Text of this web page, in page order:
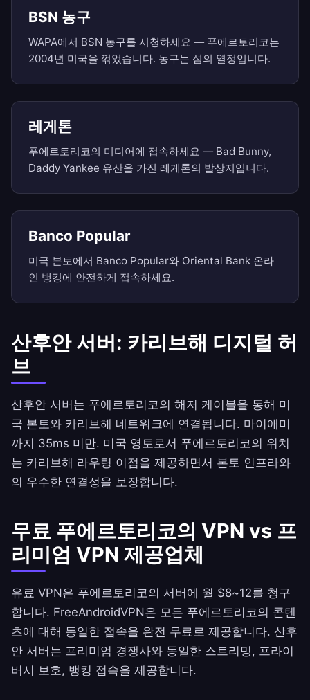
BSN 농구
WAPA에서 BSN 농구를 시청하세요 — 푸에르토리코는
2004년 미국을 꺾었습니다. 농구는 섬의 열정입니다.
레게톤
푸에르토리코의 미디어에 접속하세요 — Bad Bunny,
Daddy Yankee 유산을 가진 레게톤의 발상지입니다.
Banco Popular
미국 본토에서 Banco Popular와 Oriental Bank 온라
인 뱅킹에 안전하게 접속하세요.
산후안 서버: 카리브해 디지털 허
브
산후안 서버는 푸에르토리코의 해저 케이블을 통해 미
국 본토와 카리브해 네트워크에 연결됩니다. 마이애미
까지 35ms 미만. 미국 영토로서 푸에르토리코의 위치
는 카리브해 라우팅 이점을 제공하면서 본토 인프라와
의 우수한 연결성을 보장합니다.
무료 푸에르토리코의 VPN vs 프
리미엄 VPN 제공업체
유료 VPN은 푸에르토리코의 서버에 월 $8~12를 청구
합니다. FreeAndroidVPN은 모든 푸에르토리코의 콘텐
츠에 대해 동일한 접속을 완전 무료로 제공합니다. 산후
안 서버는 프리미엄 경쟁사와 동일한 스트리밍, 프라이
버시 보호, 뱅킹 접속을 제공합니다.